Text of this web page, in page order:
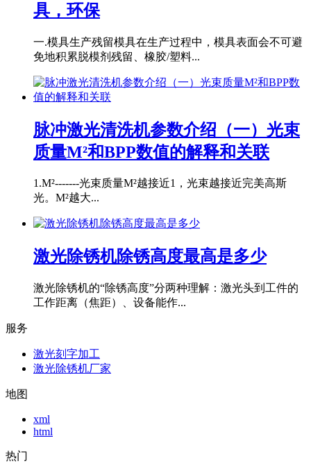
具，环保
一.模具生产残留模具在生产过程中，模具表面会不可避
免地积累脱模剂残留、橡胶/塑料...
脉冲激光清洗机参数介绍（一）光束
质量M²和BPP数值的解释和关联
1.M²-------光束质量M²越接近1，光束越接近完美高斯
光。M²越大...
激光除锈机除锈高度最高是多少
激光除锈机的“除锈高度”分两种理解：激光头到工件的
工作距离（焦距）、设备能作...
服务
激光刻字加工
激光除锈机厂家
地图
xml
html
热门